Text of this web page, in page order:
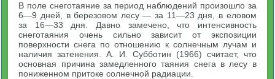
В поле снеготаяние за период наблюдений произошло за
6—9 дней, в березовом лесу — за 11—23 дня, в еловом
за 16—33 дня. Давно замечено, что интенсивность
снеготаяния очень сильно зависит от экспозиции
поверхности снега по отношению к солнечным лучам и
наличия затенения. А. И. Субботин (1966) считает, что
основная причина замедленного таяния снега в лесу в
пониженном притоке солнечной радиации.